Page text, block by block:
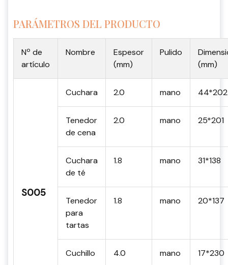
PARÁMETROS DEL PRODUCTO
Nº de
artículo
Nombre
Espesor
(mm)
Pulido
(mm)
S005
Cuchara 2.0 mano 44*202
Tenedor
de cena
2.0 mano 25*201
Cuchara
de té
1.8 mano 31*138
Tenedor
para
tartas
1.8 mano 20*137
Cuchillo 4.0 mano 17*230